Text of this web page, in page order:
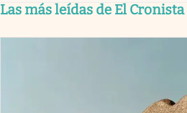
Las más leídas de El